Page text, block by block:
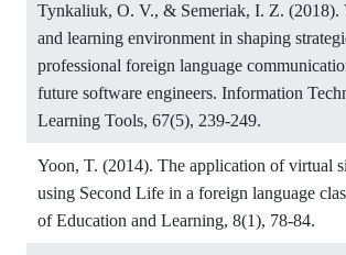
Tynkaliuk, O. V., & Semeriak, I. Z. (2018).
and learning environment in shaping
professional foreign language
future software engineers. Information
Learning Tools, 67(5), 239-249.
Yoon, T. (2014). The application of virtual
using Second Life in a foreign language
of Education and Learning, 8(1), 78-84.